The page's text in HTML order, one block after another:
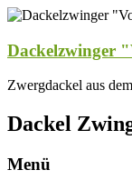
Dackelzwinger
Zwergdackel aus
Dackel
Menü